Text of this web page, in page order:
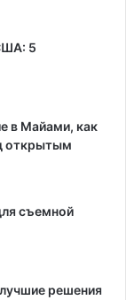
5
в Майами, как
открытым
съемной
решения